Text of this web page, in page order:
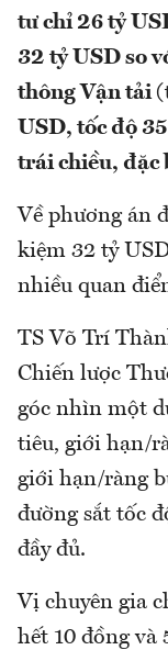
tư chỉ 26 tỷ
32 tỷ USD so
thông Vận tải
USD, tốc độ
trái chiều, đặc
Về phương án
kiệm 32 tỷ
nhiều quan
TS Võ Trí
Chiến lược
góc nhìn một
tiêu, giới hạn/
giới hạn/ràng
đường sắt tốc
đầy đủ.
Vị chuyên gia
hết 10 đồng